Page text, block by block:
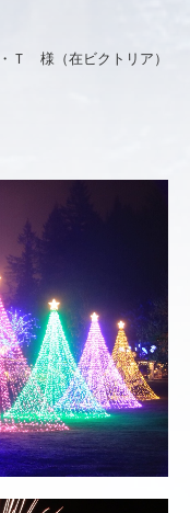
様（在ビクトリア）